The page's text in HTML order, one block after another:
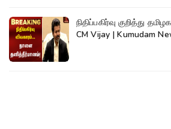
நிதிப்பகிர்வு குறித்து
CM Vijay | Kumudam